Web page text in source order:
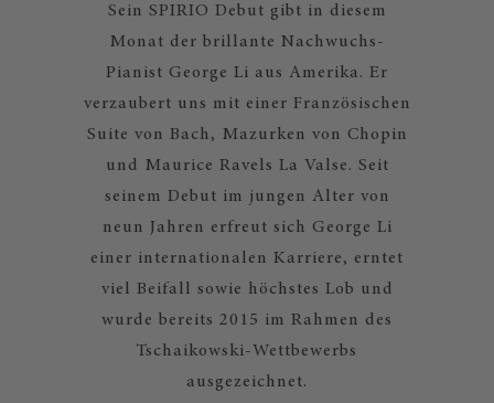
Sein SPIRIO Debut gibt in diesem
Monat der brillante Nachwuchs-
Pianist George Li aus Amerika. Er
verzaubert uns mit einer Französischen
Suite von Bach, Mazurken von Chopin
und Maurice Ravels La Valse. Seit
seinem Debut im jungen Alter von
neun Jahren erfreut sich George Li
einer internationalen Karriere, erntet
viel Beifall sowie höchstes Lob und
wurde bereits 2015 im Rahmen des
Tschaikowski-Wettbewerbs
ausgezeichnet.